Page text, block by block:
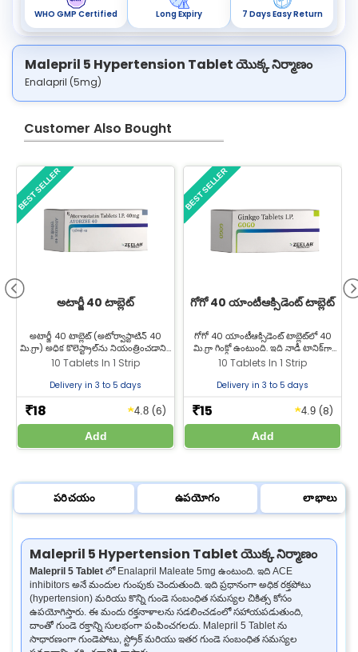
WHO GMP Certified Long Expiry 7 Days Easy Return
Malepril 5 Hypertension Tablet యొక్క నిర్మాణం
Enalapril (5mg)
Customer Also Bought
అటార్జీ 40 టాబ్లెట్
అటార్జీ 40 టాబ్లెట్ (అటోర్వాస్టాటిన్ 40
మి.గ్రా) అధిక కొలెస్ట్రాల్‌ను నియంత్రించడానికి
మరియు గుండెపోటును నివారించడానికి
ఉపయోగిస్తారు. గుండె ఆరోగ్యానికి మద్దతుగా
జీల్యాబ్ ఫార్మసీ నుండి అటోర్వాస్టాటిన్ 40
10 Tablets In 1 Strip
Delivery in 3 to 5 days
₹18 ★4.8 (6)
Add
BEST SELLER
గోగో 40 యాంటీఆక్సిడెంట్ టాబ్లెట్
గోగో 40 యాంటీఆక్సిడెంట్ టాబ్లెట్‌లో 40
మి.గ్రా గింక్గో ఉంటుంది. ఇది నాడీ టానిక్‌గా
పనిచేసి మానసిక మరియు శారీరక ఒత్తిడితో
కలిగే స్ట్రెస్ మరియు నర్వస్ టెన్షన్‌ను
తగ్గించడంలో సహాయపడుతుంది. ఉత్తమ
10 Tablets In 1 Strip
Delivery in 3 to 5 days
₹15 ★4.9 (8)
Add
BEST SELLER
పరిచయం ఉపయోగం లాభాలు
Malepril 5 Hypertension Tablet యొక్క నిర్మాణం
Malepril 5 Tablet లో Enalapril Maleate 5mg ఉంటుంది. ఇది ACE
inhibitors అనే మందుల గుంపుకు చెందుతుంది. ఇది ప్రధానంగా అధిక రక్తపోటు
(hypertension) మరియు కొన్ని గుండె సంబంధిత సమస్యల చికిత్స కోసం
ఉపయోగిస్తారు. ఈ మందు రక్తనాళాలను సడలించడంలో సహాయపడుతుంది,
దాంతో గుండె రక్తాన్ని సులభంగా పంపించగలదు. Malepril 5 Tablet ను
సాధారణంగా గుండెపోటు, స్ట్రోక్ మరియు ఇతర గుండె సంబంధిత సమస్యల